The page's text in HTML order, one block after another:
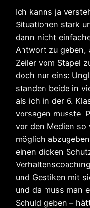
Ich kanns ja
Situationen stark
dann nicht
Antwort zu geben,
Zeiler vom Stapel
doch nur eins:
standen beide in
als ich in der 6.
vorsagen musste.
vor den Medien so
möglich
einen dicken
und Gestiken mit
und da muss man
Schuld geben –